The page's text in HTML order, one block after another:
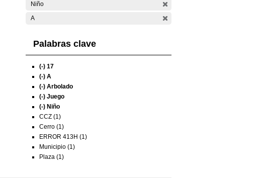
Niño
A
Palabras clave
(-) 17
(-) A
(-) Arbolado
(-) Juego
(-) Niño
CCZ (1)
Cerro (1)
ERROR 413H (1)
Municipio (1)
Plaza (1)